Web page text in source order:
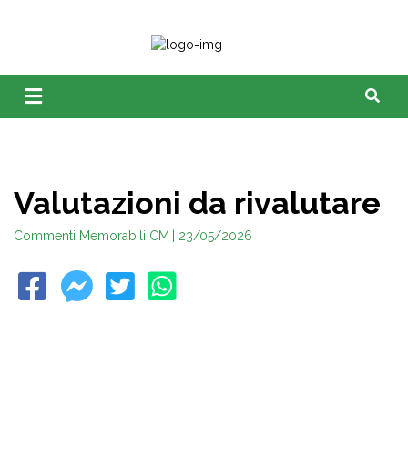
Valutazioni da rivalutare
Commenti Memorabili CM | 23/05/2026